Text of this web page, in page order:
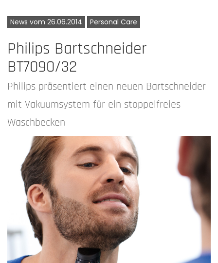
News vom 26.06.2014 Personal Care
Philips Bartschneider
BT7090/32
Philips präsentiert einen neuen Bartschneider
mit Vakuumsystem für ein stoppelfreies
Waschbecken